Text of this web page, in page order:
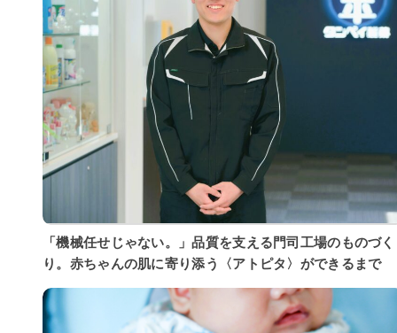
「機械任せじゃない。」品質を支える門司工場のものづく
り。赤ちゃんの肌に寄り添う〈アトピタ〉ができるまで